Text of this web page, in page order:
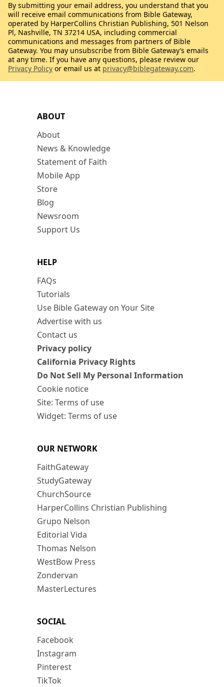
ABOUT
About
News & Knowledge
Statement of Faith
Mobile App
Store
Blog
Newsroom
Support Us
HELP
FAQs
Tutorials
Use Bible Gateway on Your Site
Advertise with us
Contact us
Privacy policy
California Privacy Rights
Do Not Sell My Personal Information
Cookie notice
Site: Terms of use
Widget: Terms of use
OUR NETWORK
FaithGateway
StudyGateway
ChurchSource
HarperCollins Christian Publishing
Grupo Nelson
Editorial Vida
Thomas Nelson
WestBow Press
Zondervan
MasterLectures
SOCIAL
Facebook
Instagram
Pinterest
TikTok
By submitting your email address, you understand that you
will receive email communications from Bible Gateway,
operated by HarperCollins Christian Publishing, 501 Nelson
Pl, Nashville, TN 37214 USA, including commercial
communications and messages from partners of Bible
Gateway. You may unsubscribe from Bible Gateway’s emails
at any time. If you have any questions, please review our
Privacy Policy or email us at privacy@biblegateway.com.